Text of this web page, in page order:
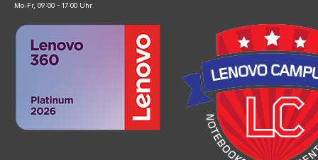
Mo-Fr, 09:00 - 17:00 Uhr